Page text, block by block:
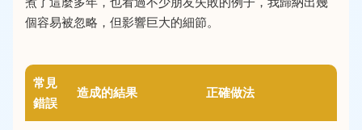
個容易被忽略，但影響巨大的細節。
常見
錯誤
造成的結果 正確做法